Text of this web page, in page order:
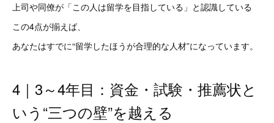
上司や同僚が「この人は留学を目指している」と認識している
この4点が揃えば、
あなたはすでに“留学したほうが合理的な人材”になっています。
4｜3～4年目：資金・試験・推薦状と
いう“三つの壁”を越える